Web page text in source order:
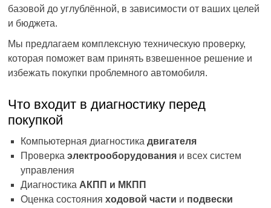
базовой до углублённой, в зависимости от ваших целей
и бюджета.
Мы предлагаем комплексную техническую проверку,
которая поможет вам принять взвешенное решение и
избежать покупки проблемного автомобиля.
Что входит в диагностику перед
покупкой
Компьютерная диагностикадвигателя
Проверкаэлектрооборудования и всех систем
управления
Диагностика АКПП и МКПП
Оценка состоянияходовой части и подвески